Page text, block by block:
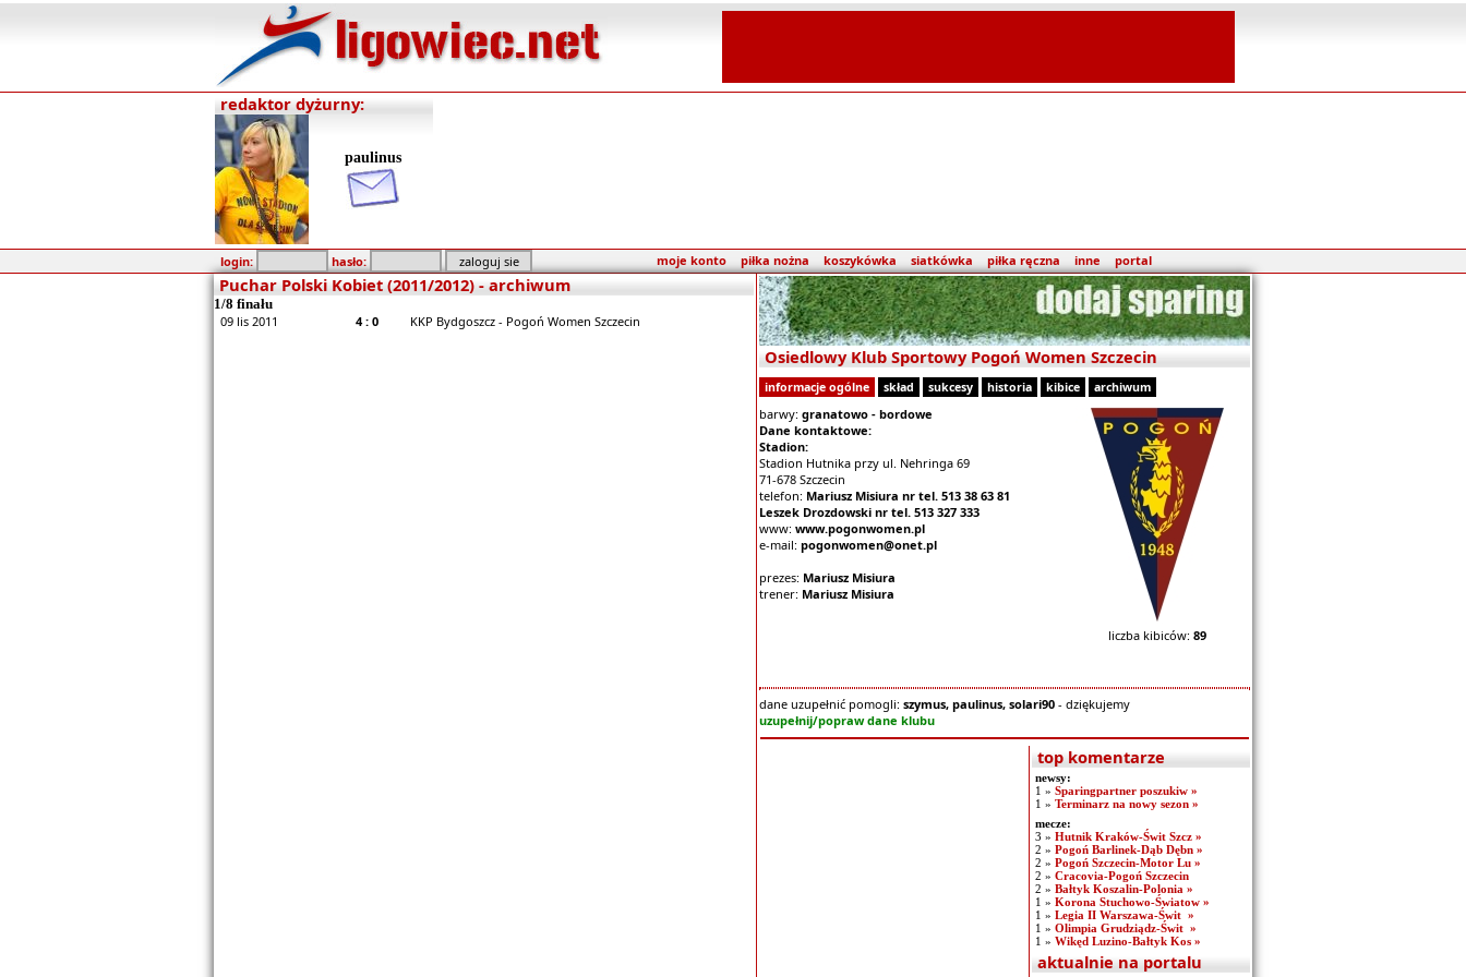
redaktor dyżurny:
paulinus
login: hasło: moje konto piłka nożna koszykówka siatkówka piłka ręczna inne portal
Puchar Polski Kobiet (2011/2012) - archiwum
1/8 finału
09 lis 2011
4 : 0 KKP Bydgoszcz - Pogoń Women Szczecin
Osiedlowy Klub Sportowy Pogoń Women Szczecin
informacje ogólne skład sukcesy historia kibice archiwum
liczba kibiców: 89
barwy: granatowo - bordowe
Dane kontaktowe:
Stadion:
Stadion Hutnika przy ul. Nehringa 69
71-678 Szczecin
telefon: Mariusz Misiura nr tel. 513 38 63 81
Leszek Drozdowski nr tel. 513 327 333
www: www.pogonwomen.pl
e-mail: pogonwomen@onet.pl
prezes: Mariusz Misiura
trener: Mariusz Misiura
dane uzupełnić pomogli: szymus, paulinus, solari90 - dziękujemy
uzupełnij/popraw dane klubu
top komentarze
newsy:
1 » Sparingpartner poszukiw »
1 » Terminarz na nowy sezon »
mecze:
3 » Hutnik Kraków-Świt Szcz »
2 » Pogoń Barlinek-Dąb Dębn »
2 » Pogoń Szczecin-Motor Lu »
2 » Cracovia-Pogoń Szczecin
2 » Bałtyk Koszalin-Polonia »
1 » Korona Stuchowo-Światow »
1 » Legia II Warszawa-Świt »
1 » Olimpia Grudziądz-Świt »
1 » Wikęd Luzino-Bałtyk Kos »
aktualnie na portalu